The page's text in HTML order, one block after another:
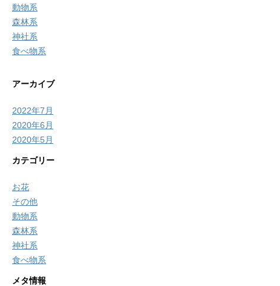
動物系
森林系
神社系
食べ物系
アーカイブ
2022年7月
2020年6月
2020年5月
カテゴリー
お花
その他
動物系
森林系
神社系
食べ物系
メタ情報